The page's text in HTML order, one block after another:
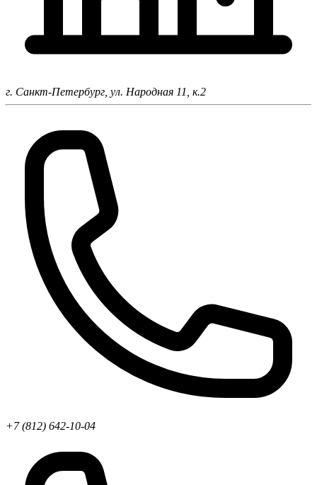
г. Санкт-Петербург, ул. Народная 11, к.2
+7 (812) 642-10-04